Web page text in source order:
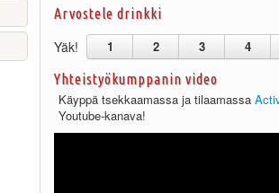
Arvostele drinkki
Yäk! 1 2 3 4
Yhteistyökumppanin video
Käyppä tsekkaamassa ja tilaamassa
Youtube-kanava!